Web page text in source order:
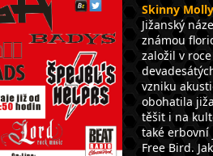
Skinny
Jižanský
známou
založil v
vzniku
obohatila
těšit i na
také erbovní
Free Bird.